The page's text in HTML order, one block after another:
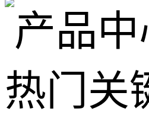
热门关